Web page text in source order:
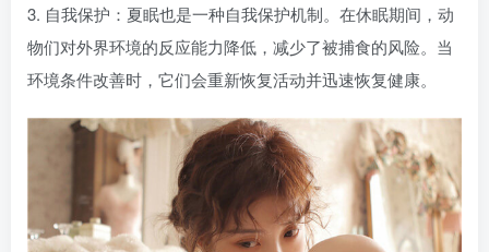
3. 自我保护：夏眠也是一种自我保护机制。在休眠期间，动
物们对外界环境的反应能力降低，减少了被捕食的风险。当
环境条件改善时，它们会重新恢复活动并迅速恢复健康。